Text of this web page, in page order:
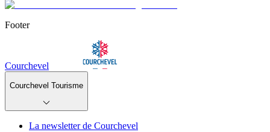
Footer
Courchevel
Courchevel Tourisme
La newsletter de Courchevel